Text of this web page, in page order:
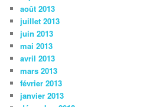
août 2013
juillet 2013
juin 2013
mai 2013
avril 2013
mars 2013
février 2013
janvier 2013